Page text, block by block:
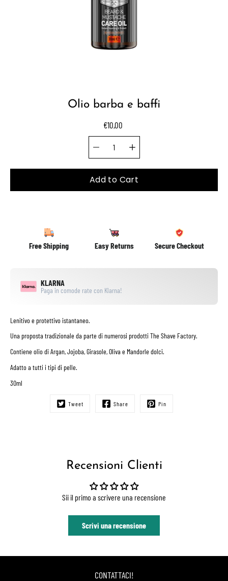
Olio barba e baffi
€10,00
Select
Quantity selector
Add to Cart
Free Shipping Easy Returns Secure Checkout
KLARNA
Paga in comode rate con Klarna!
Lenitivo e protettivo istantaneo.
Una proposta tradizionale da parte di numerosi prodotti The Shave Factory.
Contiene olio di Argan, Jojoba, Girasole, Oliva e Mandorle dolci.
Adatto a tutti i tipi di pelle.
30ml
Tweet Share Pin
Recensioni Clienti
Sii il primo a scrivere una recensione
Scrivi una recensione
CONTATTACI!